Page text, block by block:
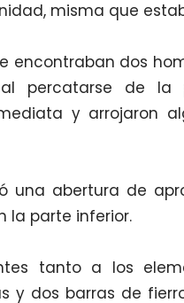
misma que
encontraban dos
percatarse de la
y arrojaron
una abertura de
la parte inferior.
tanto a los
y dos barras de